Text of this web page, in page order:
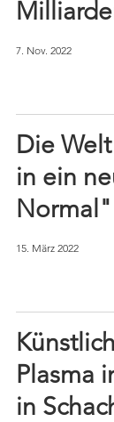
7. Nov. 2022
Die Welt
in ein
Normal"
15. März 2022
Plasma
in